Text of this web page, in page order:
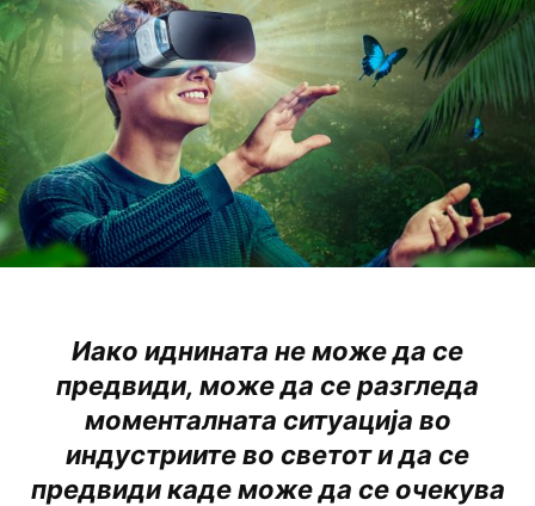
Иако иднината не може да се
предвиди, може да се разгледа
моменталната ситуација во
индустриите во светот и да се
предвиди каде може да се очекува